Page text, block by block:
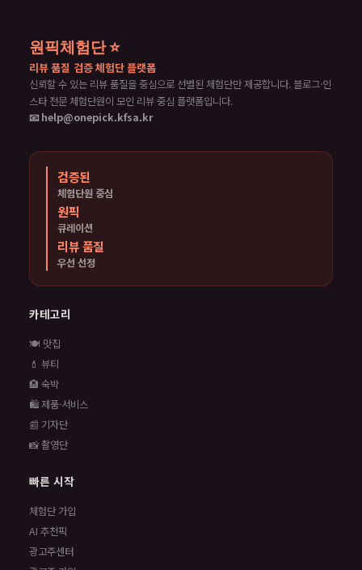
원픽체험단 ⭐
리뷰 품질 검증 체험단 플랫폼
신뢰할 수 있는 리뷰 품질을 중심으로 선별된 체험단만 제공합니다. 블로그·인
스타 전문 체험단원이 모인 리뷰 중심 플랫폼입니다.
📧 help@onepick.kfsa.kr
검증된
체험단원 중심
원픽
큐레이션
리뷰 품질
우선 선정
카테고리
🍽️ 맛집
💄 뷰티
🏨 숙박
🛍️ 제품·서비스
📰 기자단
📸 촬영단
빠른 시작
체험단 가입
AI 추천픽
광고주센터